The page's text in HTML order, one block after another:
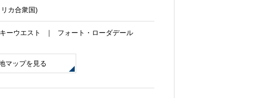
寄港地ガイド
カ合衆国)
キーウエスト フォート・ローダデール
マップを見る